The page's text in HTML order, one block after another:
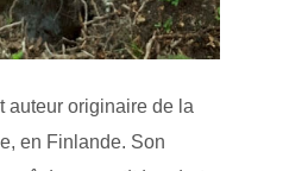
auteur originaire de la
en Finlande. Son